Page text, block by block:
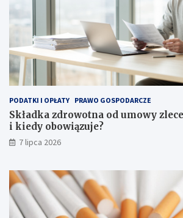
PODATKI I OPŁATY PRAWO GOSPODARCZE
Składka zdrowotna od umowy
i kiedy obowiązuje?
7 lipca 2026